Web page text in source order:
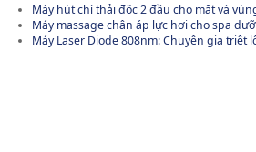
Máy hút chì thải độc 2 đầu cho mặt và
Máy massage chân áp lực hơi cho spa
Máy Laser Diode 808nm: Chuyên gia triệt